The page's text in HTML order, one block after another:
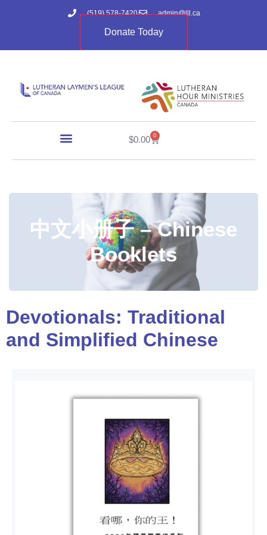
(519) 578-7420 admin@lll.ca
Donate Today
$0.00 0
中文小册子 – Chinese
Booklets
Devotionals: Traditional
and Simplified Chinese